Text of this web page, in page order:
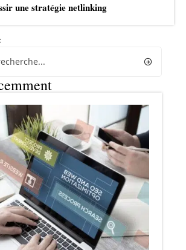
une stratégie netlinking